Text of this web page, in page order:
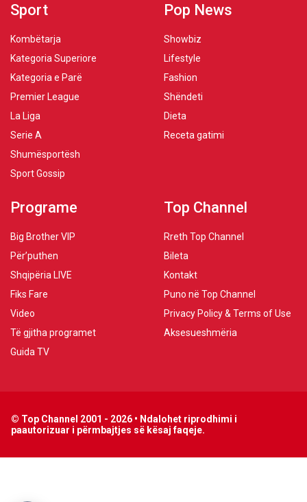
Sport
Kombëtarja
Kategoria Superiore
Kategoria e Parë
Premier League
La Liga
Serie A
Shumësportësh
Sport Gossip
Pop News
Showbiz
Lifestyle
Fashion
Shëndeti
Dieta
Receta gatimi
Programe
Big Brother VIP
Për’puthen
Shqipëria LIVE
Fiks Fare
Video
Të gjitha programet
Guida TV
Top Channel
Rreth Top Channel
Bileta
Kontakt
Puno në Top Channel
Privacy Policy & Terms of Use
Aksesueshmëria
© Top Channel 2001 - 2026 • Ndalohet riprodhimi i
paautorizuar i përmbajtjes së kësaj faqeje.